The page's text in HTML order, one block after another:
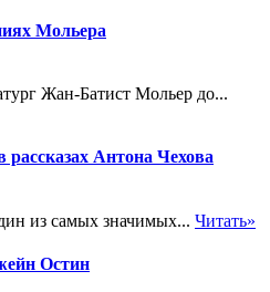
Мольера
Жан-Батист Мольер до...
рассказах Антона Чехова
из самых значимых... Читать»
Остин